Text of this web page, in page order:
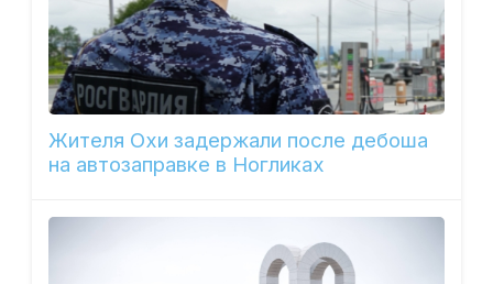
Жителя Охи задержали после дебоша
на автозаправке в Ногликах